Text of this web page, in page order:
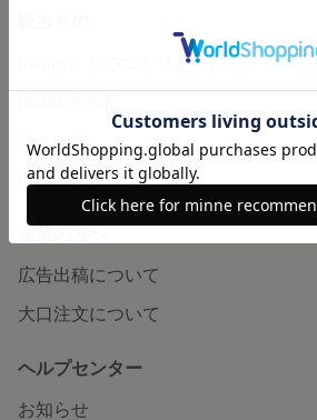
minneとものづくりと
ニュース
minneの本
広告出稿について
大口注文について
ヘルプセンター
お知らせ